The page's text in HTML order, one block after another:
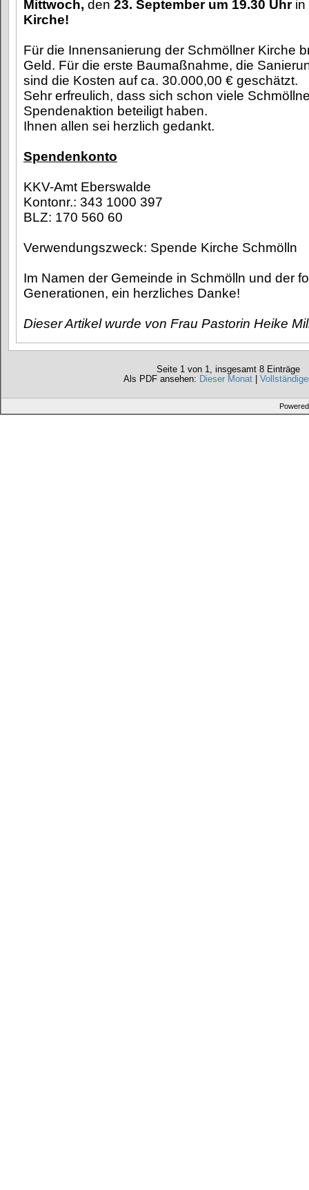
Mittwoch, den 23. September um 19.30 Uhrin
Kirche!
Für die Innensanierung der Schmöllner Kirche
Geld. Für die erste Baumaßnahme, die
sind die Kosten auf ca. 30.000,00 € geschätzt.
Sehr erfreulich, dass sich schon viele
Spendenaktion beteiligt haben.
Ihnen allen sei herzlich gedankt.
Spendenkonto
KKV-Amt Eberswalde
Kontonr.: 343 1000 397
BLZ: 170 560 60
Verwendungszweck: Spende Kirche Schmölln
Im Namen der Gemeinde in Schmölln und der
Generationen, ein herzliches Danke!
Dieser Artikel wurde von Frau Pastorin Heike
Seite 1 von 1, insgesamt 8 Einträge
Als PDF ansehen: Dieser Monat|